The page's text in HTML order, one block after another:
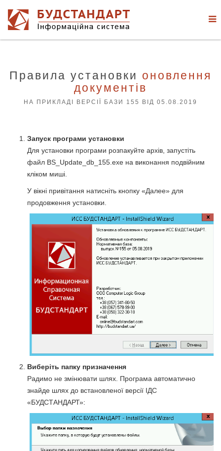
Правила установки оновлення
документів
НА ПРИКЛАДІ ВЕРСІЇ БАЗИ 155 ВІД 05.08.2019
Запуск програми установки
Для установки програми розпакуйте архів, запустіть
файл BS_Update_db_155.exe на виконання подвійним
кліком миші.
У вікні привітання натисніть кнопку «Далее» для
продовження установки.
Виберіть папку призначення
Радимо не змінювати шлях. Програма автоматично
знайде шлях до встановленої версії ІДС
«БУДСТАНДАРТ»: